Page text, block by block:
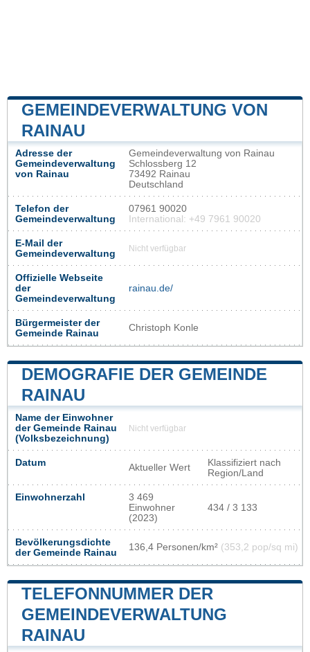
GEMEINDEVERWALTUNG VON
RAINAU
Adresse der
Gemeindeverwaltung
von Rainau
Gemeindeverwaltung von Rainau
Schlossberg 12
73492 Rainau
Deutschland
Telefon der
Gemeindeverwaltung
07961 90020
International: +49 7961 90020
E-Mail der
Gemeindeverwaltung
Nicht verfügbar
Offizielle Webseite
der
Gemeindeverwaltung
rainau.de/
Bürgermeister der
Gemeinde Rainau
Christoph Konle
DEMOGRAFIE DER GEMEINDE
RAINAU
Name der Einwohner
der Gemeinde Rainau
(Volksbezeichnung)
Nicht verfügbar
Datum Aktueller Wert
Klassifiziert nach
Region/Land
Einwohnerzahl
3 469
Einwohner
(2023)
434 / 3 133
Bevölkerungsdichte
der Gemeinde Rainau
136,4 Personen/km² (353,2 pop/sq mi)
TELEFONNUMMER DER
GEMEINDEVERWALTUNG
RAINAU